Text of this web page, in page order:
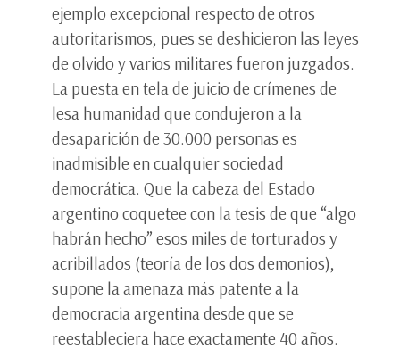
ejemplo excepcional respecto de otros
autoritarismos, pues se deshicieron las leyes
de olvido y varios militares fueron juzgados.
La puesta en tela de juicio de crímenes de
lesa humanidad que condujeron a la
desaparición de 30.000 personas es
inadmisible en cualquier sociedad
democrática. Que la cabeza del Estado
argentino coquetee con la tesis de que “algo
habrán hecho” esos miles de torturados y
acribillados (teoría de los dos demonios),
supone la amenaza más patente a la
democracia argentina desde que se
reestableciera hace exactamente 40 años.